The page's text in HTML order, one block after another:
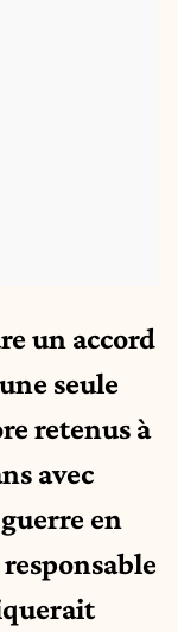
un accord
seule
retenus à
avec
en